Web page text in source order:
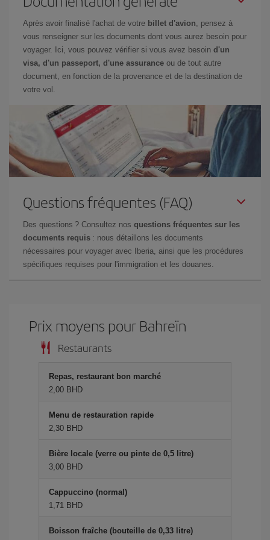
Après avoir finalisé l'achat de votre billet d'avion , pensez à
vous renseigner sur les documents dont vous aurez besoin pour
voyager. Ici, vous pouvez vérifier si vous avez besoin d'un
visa, d'un passeport, d'une assurance ou de tout autre
document, en fonction de la provenance et de la destination de
votre vol.
Questions fréquentes (FAQ)
Des questions ? Consultez nos questions fréquentes sur les
documents requis : nous détaillons les documents
nécessaires pour voyager avec Iberia, ainsi que les procédures
spécifiques requises pour l'immigration et les douanes.
Prix ​​moyens pour Bahreïn
Restaurants
Repas, restaurant bon marché
2,00 BHD
Menu de restauration rapide
2,30 BHD
Bière locale (verre ou pinte de 0,5 litre)
3,00 BHD
Cappuccino (normal)
1,71 BHD
Boisson fraîche (bouteille de 0,33 litre)